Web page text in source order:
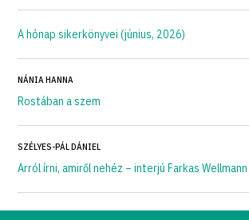
A hónap sikerkönyvei (június, 2026)
NÁNIA HANNA
Rostában a szem
SZÉLYES-PÁL DÁNIEL
Arról írni, amiről nehéz – interjú Farkas